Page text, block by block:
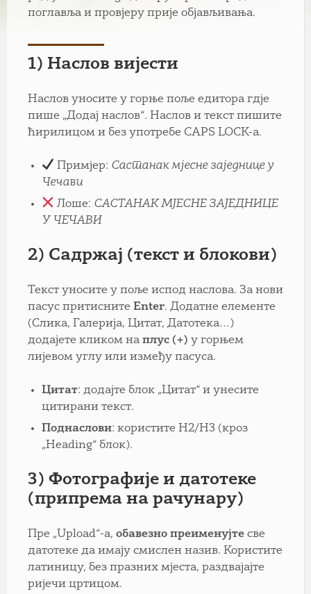
поглавља и провјеру прије објављивања.
1) Наслов вијести
Наслов уносите у горње поље едитора гдје
пише „Додај наслов“. Наслов и текст пишите
ћирилицом и без употребе CAPS LOCK-а.
Примјер: Састанак мјесне заједнице у
Чечави
Лоше: САСТАНАК МЈЕСНЕ ЗАЈЕДНИЦЕ
У ЧЕЧАВИ
2) Садржај (текст и блокови)
Текст уносите у поље испод наслова. За нови
пасус притисните Enter. Додатне елементе
(Слика, Галерија, Цитат, Датотека…)
додајете кликом на плус (+) у горњем
лијевом углу или између пасуса.
Цитат: додајте блок „Цитат“ и унесите
цитирани текст.
Поднаслови: користите H2/H3 (кроз
„Heading“ блок).
3) Фотографије и датотеке
(припрема на рачунару)
Пре „Upload“-а, обавезно преименујте све
датотеке да имају смислен назив. Користите
латиницу, без празних мјеста, раздвајајте
ријечи цртицом.